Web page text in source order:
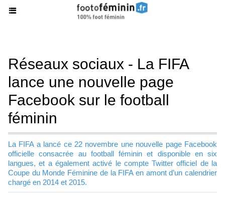
Réseaux sociaux - La FIFA
lance une nouvelle page
Facebook sur le football
féminin
La FIFA a lancé ce 22 novembre une nouvelle page Facebook
officielle consacrée au football féminin et disponible en six
langues, et a également activé le compte Twitter officiel de la
Coupe du Monde Féminine de la FIFA en amont d’un calendrier
chargé en 2014 et 2015.